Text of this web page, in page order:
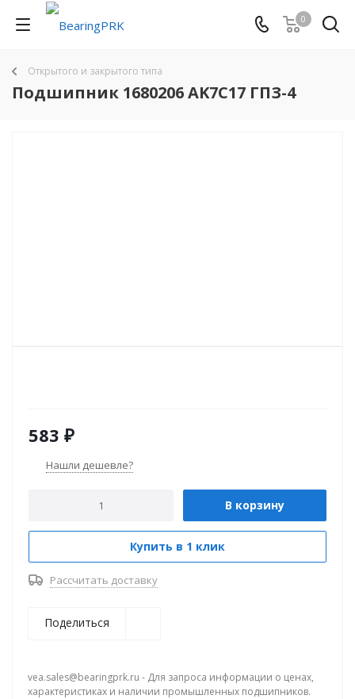
0
Открытого и закрытого типа
Подшипник 1680206 AK7C17 ГПЗ-4
583 ₽
Нашли дешевле?
В корзину
Купить в 1 клик
Рассчитать доставку
Поделиться
vea.sales@bearingprk.ru - Для запроса информации о ценах,
характеристиках и наличии промышленных подшипников.